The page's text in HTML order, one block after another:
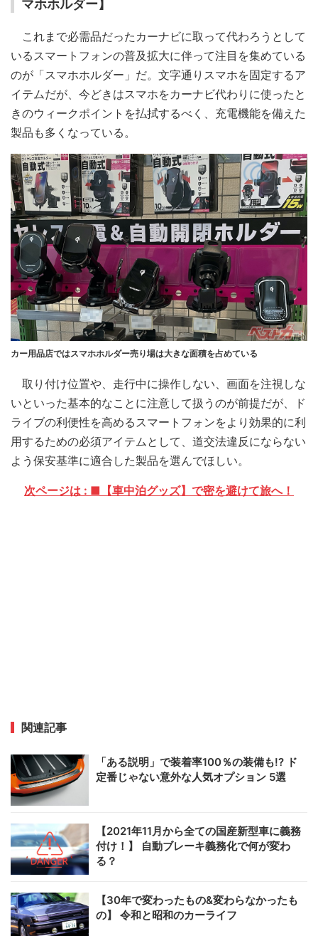
マホホルダー】
これまで必需品だったカーナビに取って代わろうとして
いるスマートフォンの普及拡大に伴って注目を集めている
のが「スマホホルダー」だ。文字通りスマホを固定するア
イテムだが、今どきはスマホをカーナビ代わりに使ったと
きのウィークポイントを払拭するべく、充電機能を備えた
製品も多くなっている。
カー用品店ではスマホホルダー売り場は大きな面積を占めている
取り付け位置や、走行中に操作しない、画面を注視しな
いといった基本的なことに注意して扱うのが前提だが、ド
ライブの利便性を高めるスマートフォンをより効果的に利
用するための必須アイテムとして、道交法違反にならない
よう保安基準に適合した製品を選んでほしい。
次ページは : ■【車中泊グッズ】で密を避けて旅へ！
関連記事
「ある説明」で装着率100％の装備も!? ド
定番じゃない意外な人気オプション 5選
【2021年11月から全ての国産新型車に義務
付け！】 自動ブレーキ義務化で何が変わ
る？
【30年で変わったもの&変わらなかったも
の】 令和と昭和のカーライフ